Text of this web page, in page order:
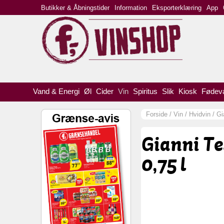
Vand & Energi Øl Cider Vin Spiritus Slik Kiosk
Forside / Vin / Hvidvin /
Gianni
0,75 l
Butikker & Åbningstider Information Eksporterklæring App